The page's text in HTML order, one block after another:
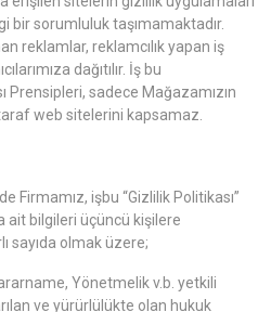
bir sorumluluk taşımamaktadır.
reklamlar, reklamcılık yapan iş
dağıtılır. İş bu
Prensipleri, sadece Mağazamızın
web sitelerini kapsamaz.
Firmamız, işbu “Gizlilik Politikası”
ait bilgileri üçüncü kişilere
sayıda olmak üzere;
Yönetmelik v.b. yetkili
ve yürürlülükte olan hukuk